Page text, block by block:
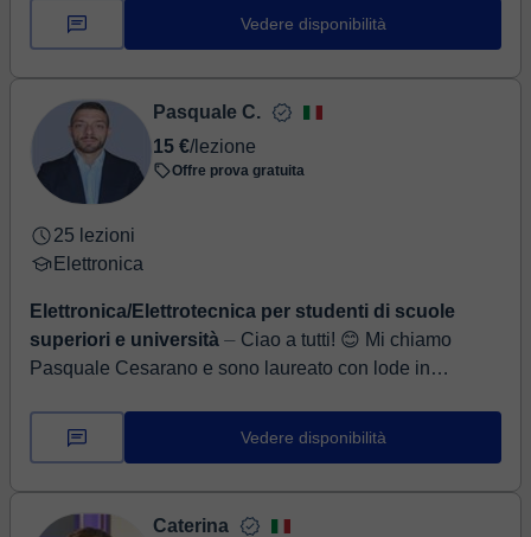
superiori D...
Vedere disponibilità
Pasquale C.
15 €/lezione
Offre prova gratuita
25 lezioni
Elettronica
Elettronica/Elettrotecnica per studenti di scuole
superiori e università ⏤ Ciao a tutti! 😊 Mi chiamo
Pasquale Cesarano e sono laureato con lode in
esperienza in un'azie...
Vedere disponibilità
Caterina